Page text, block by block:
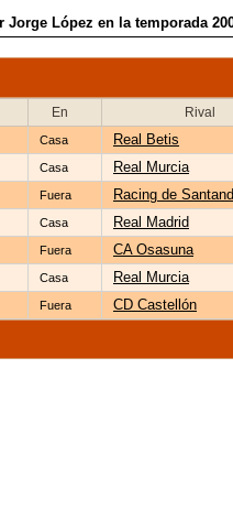
López en la temporada
En Rival
Casa Real Betis
Casa Real Murcia
Fuera Racing de
Casa Real Madrid
Fuera CA Osasuna
Casa Real Murcia
Fuera CD Castellón